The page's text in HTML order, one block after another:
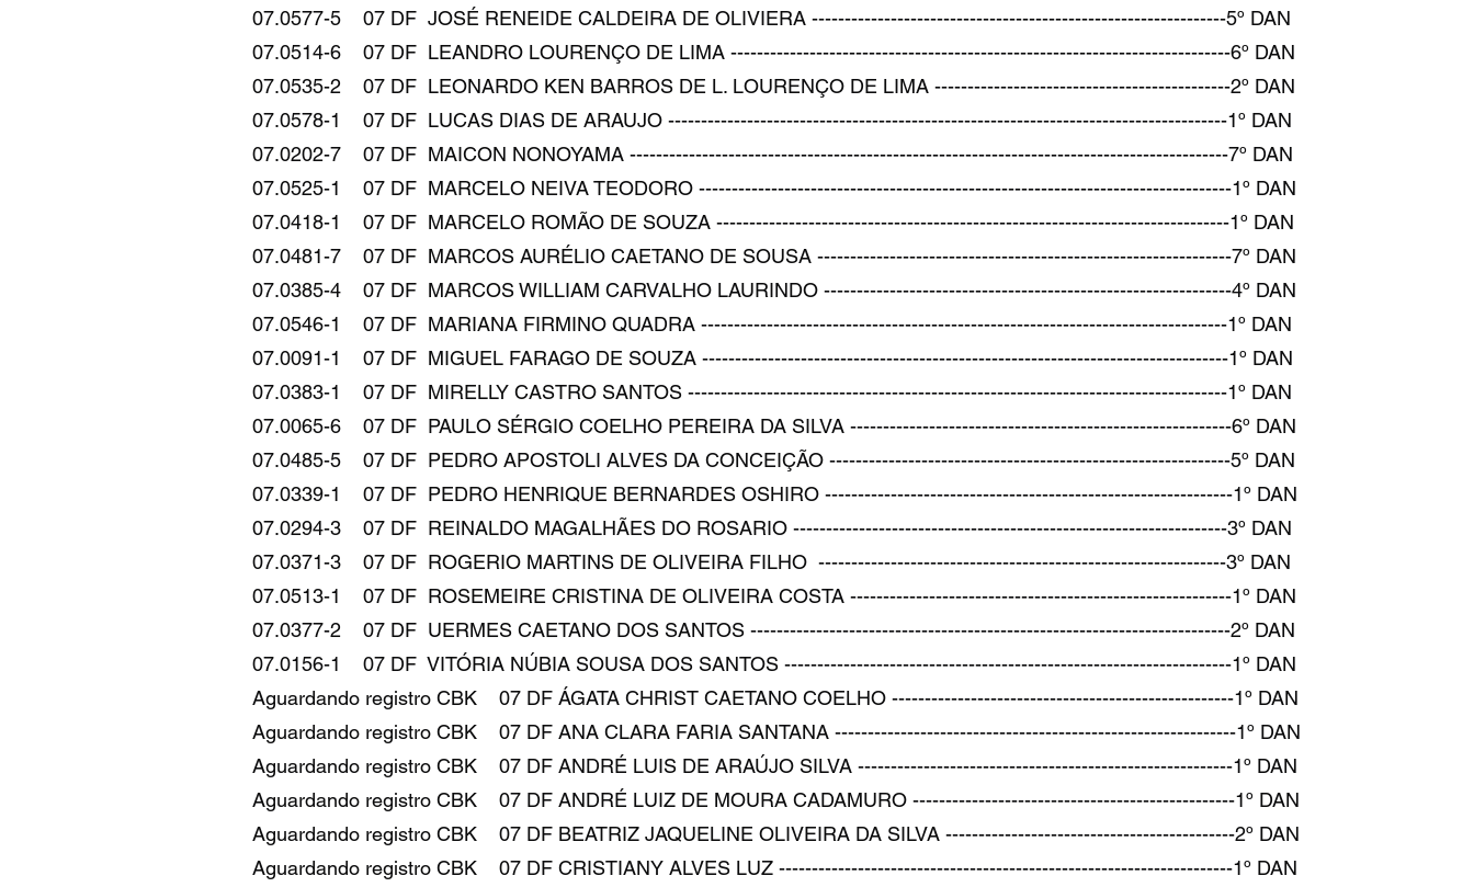
07.0577-5 07 DF JOSÉ RENEIDE CALDEIRA DE OLIVIERA ---------------------------------------------------------------5º DAN
07.0514-6 07 DF LEANDRO LOURENÇO DE LIMA ----------------------------------------------------------------------------6º DAN
07.0535-2 07 DF LEONARDO KEN BARROS DE L. LOURENÇO DE LIMA ---------------------------------------------2º DAN
07.0578-1 07 DF LUCAS DIAS DE ARAUJO -------------------------------------------------------------------------------------1º DAN
07.0202-7 07 DF MAICON NONOYAMA -------------------------------------------------------------------------------------------7º DAN
07.0525-1 07 DF MARCELO NEIVA TEODORO ---------------------------------------------------------------------------------1º DAN
07.0418-1 07 DF MARCELO ROMÃO DE SOUZA ------------------------------------------------------------------------------1º DAN
07.0481-7 07 DF MARCOS AURÉLIO CAETANO DE SOUSA ---------------------------------------------------------------7º DAN
07.0385-4 07 DF MARCOS WILLIAM CARVALHO LAURINDO --------------------------------------------------------------4º DAN
07.0546-1 07 DF MARIANA FIRMINO QUADRA --------------------------------------------------------------------------------1º DAN
07.0091-1 07 DF MIGUEL FARAGO DE SOUZA --------------------------------------------------------------------------------1º DAN
07.0383-1 07 DF MIRELLY CASTRO SANTOS ----------------------------------------------------------------------------------1º DAN
07.0065-6 07 DF PAULO SÉRGIO COELHO PEREIRA DA SILVA ----------------------------------------------------------6º DAN
07.0485-5 07 DF PEDRO APOSTOLI ALVES DA CONCEIÇÃO -------------------------------------------------------------5º DAN
07.0339-1 07 DF PEDRO HENRIQUE BERNARDES OSHIRO --------------------------------------------------------------1º DAN
07.0294-3 07 DF REINALDO MAGALHÃES DO ROSARIO ------------------------------------------------------------------3º DAN
07.0371-3 07 DF ROGERIO MARTINS DE OLIVEIRA FILHO --------------------------------------------------------------3º DAN
07.0513-1 07 DF ROSEMEIRE CRISTINA DE OLIVEIRA COSTA ----------------------------------------------------------1º DAN
07.0377-2 07 DF UERMES CAETANO DOS SANTOS -------------------------------------------------------------------------2º DAN
07.0156-1 07 DF VITÓRIA NÚBIA SOUSA DOS SANTOS --------------------------------------------------------------------1º DAN
Aguardando registro CBK 07 DF ÁGATA CHRIST CAETANO COELHO ----------------------------------------------------1º DAN
Aguardando registro CBK 07 DF ANA CLARA FARIA SANTANA -------------------------------------------------------------1º DAN
Aguardando registro CBK 07 DF ANDRÉ LUIS DE ARAÚJO SILVA ---------------------------------------------------------1º DAN
Aguardando registro CBK 07 DF ANDRÉ LUIZ DE MOURA CADAMURO -------------------------------------------------1º DAN
Aguardando registro CBK 07 DF BEATRIZ JAQUELINE OLIVEIRA DA SILVA --------------------------------------------2º DAN
Aguardando registro CBK 07 DF CRISTIANY ALVES LUZ ---------------------------------------------------------------------1º DAN